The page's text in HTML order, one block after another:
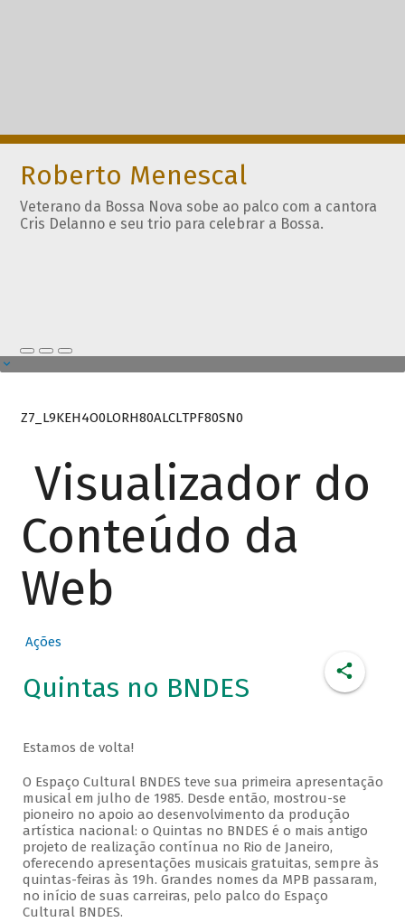
Roberto Menescal
Veterano da Bossa Nova sobe ao palco com a cantora
Cris Delanno e seu trio para celebrar a Bossa.
Z7_L9KEH4O0LORH80ALCLTPF80SN0
Visualizador do
Conteúdo da
Web
Ações
Quintas no BNDES
Estamos de volta!
O Espaço Cultural BNDES teve sua primeira apresentação
musical em julho de 1985. Desde então, mostrou-se
pioneiro no apoio ao desenvolvimento da produção
artística nacional: o Quintas no BNDES é o mais antigo
projeto de realização contínua no Rio de Janeiro,
oferecendo apresentações musicais gratuitas, sempre às
quintas-feiras às 19h. Grandes nomes da MPB passaram,
no início de suas carreiras, pelo palco do Espaço
Cultural BNDES.